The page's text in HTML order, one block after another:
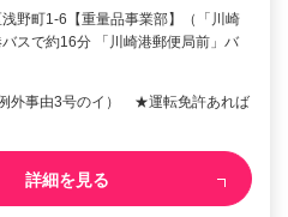
野町1-6【重量品事業部】（「川崎
スで約16分 「川崎港郵便局前」バ
外事由3号のイ） ★運転免許あれば
詳細を見る